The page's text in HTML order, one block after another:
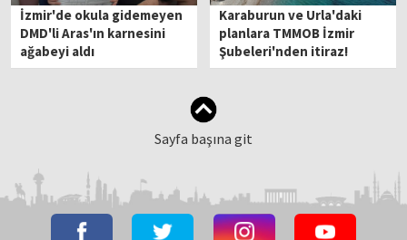
İzmir'de okula gidemeyen
DMD'li Aras'ın karnesini
ağabeyi aldı
Karaburun ve Urla'daki
planlara TMMOB İzmir
Şubeleri'nden itiraz!
Sayfa başına git